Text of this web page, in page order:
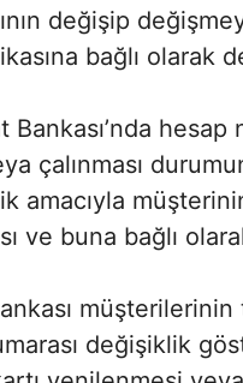
değişip
bağlı olarak
Bankası’nda
çalınması
amacıyla
ve buna bağlı
değişiklik